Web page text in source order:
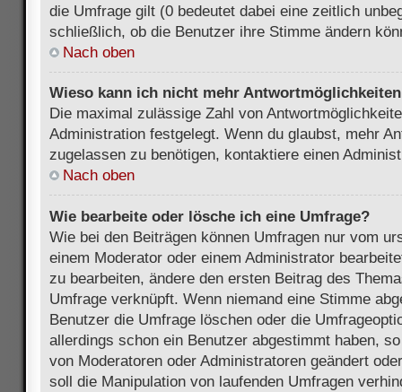
die Umfrage gilt (0 bedeutet dabei eine zeitlich
schließlich, ob die Benutzer ihre Stimme ändern
Nach oben
Wieso kann ich nicht mehr
Die maximal zulässige Zahl von
Administration festgelegt. Wenn du glaubst, mehr
zugelassen zu benötigen, kontaktiere einen
Nach oben
Wie bearbeite oder lösche ich eine Umfrage?
Wie bei den Beiträgen können Umfragen nur vom
einem Moderator oder einem Administrator
zu bearbeiten, ändere den ersten Beitrag des
Umfrage verknüpft. Wenn niemand eine Stimme
Benutzer die Umfrage löschen oder die
allerdings schon ein Benutzer abgestimmt haben,
von Moderatoren oder Administratoren geändert
soll die Manipulation von laufenden Umfragen